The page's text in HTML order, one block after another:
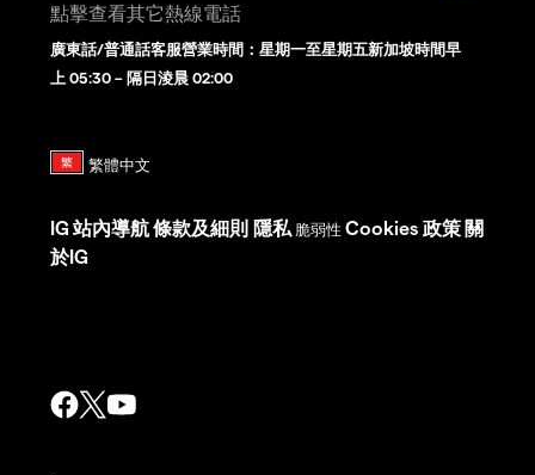
點擊查看其它熱線電話
廣東話/普通話客服營業時間：星期一至星期五新加坡時間早
上 05:30 – 隔日淩晨 02:00
IG 站內導航條款及細則 隱私 脆弱性 Cookies 政策 關
於IG